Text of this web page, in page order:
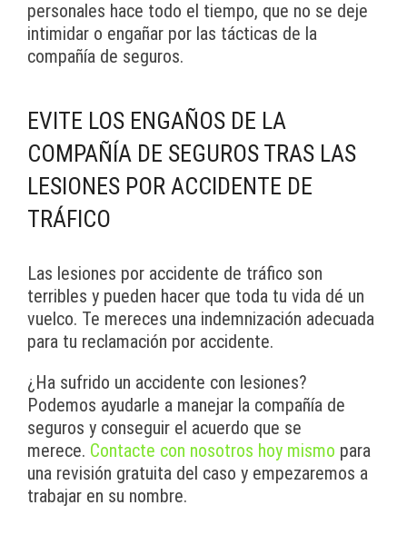
personales hace todo el tiempo, que no se deje
intimidar o engañar por las tácticas de la
compañía de seguros.
EVITE LOS ENGAÑOS DE LA
COMPAÑÍA DE SEGUROS TRAS LAS
LESIONES POR ACCIDENTE DE
TRÁFICO
Las lesiones por accidente de tráfico son
terribles y pueden hacer que toda tu vida dé un
vuelco. Te mereces una indemnización adecuada
para tu reclamación por accidente.
¿Ha sufrido un accidente con lesiones?
Podemos ayudarle a manejar la compañía de
seguros y conseguir el acuerdo que se
merece. Contacte con nosotros hoy mismo para
una revisión gratuita del caso y empezaremos a
trabajar en su nombre.